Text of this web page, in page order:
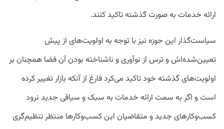
ارائه خدمات به صورت گذشته تاکید کنند.
سیاست‌گذار این حوزه نیز با توجه به اولویت‌های از پیش
تعیین‌شده‌اش و ترس از نوآوری و ناشناخته بودن آن فضا همچنان بر
اولویت‌های گذشته خود تاکید می‌کرد فارغ از آنکه بازار تغییر کرده
است و اگر به سمت ارائه خدمات به سبک و سیاقی جدید نرود
کسب‌وکارهای جدید و متقاضیان این کسب‌وکارها منتظر تنظیم‌گری